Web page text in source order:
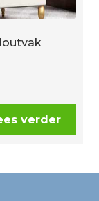
verder